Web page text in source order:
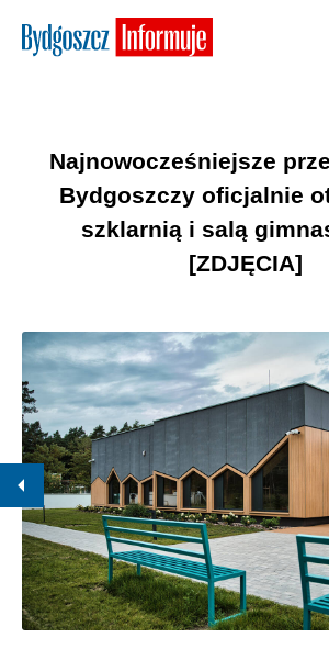
Najnowocześniejsze
Bydgoszczy oficjalnie
szklarnią i salą
[ZDJĘCIA]